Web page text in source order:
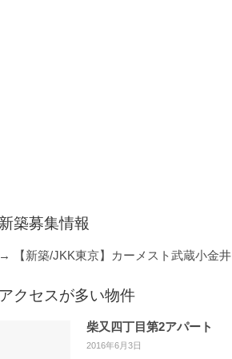
新築募集情報
→ 【新築/JKK東京】カーメスト武蔵小金井
アクセスが多い物件
柴又四丁目第2アパート
2016年6月3日